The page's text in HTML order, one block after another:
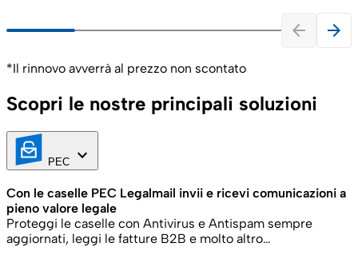
arrow_back arrow_forward
*Il rinnovo avverrà al prezzo non scontato
Scopri le nostre principali soluzioni
PEC keyboard_arrow_down
Con le caselle PEC Legalmail invii e ricevi comunicazioni a
pieno valore legale
Proteggi le caselle con Antivirus e Antispam sempre
aggiornati, leggi le fatture B2B e molto altro…